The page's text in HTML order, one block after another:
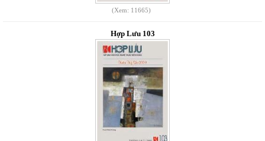
(Xem: 11665)
Hợp Lưu 103